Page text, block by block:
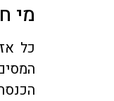
מי
כל